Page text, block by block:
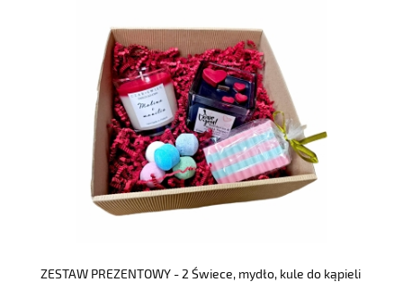
ZESTAW PREZENTOWY - 2 Świece, mydło, kule do kąpieli
do koszyka